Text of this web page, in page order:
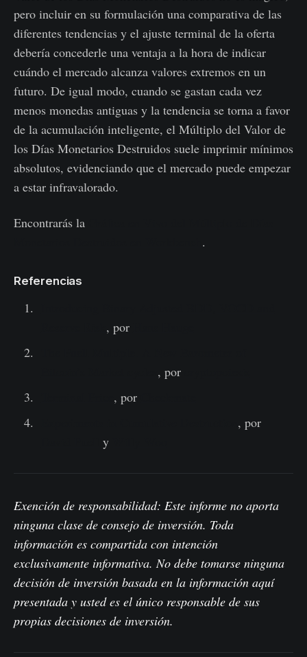
pero incluir en su formulación una comparativa de las
diferentes tendencias y el ajuste terminal de la oferta
debería concederle una ventaja a la hora de indicar
cuándo el mercado alcanza valores extremos en un
futuro. De igual modo, cuando se gastan cada vez
menos monedas antiguas y la tendencia se torna a favor
de la acumulación inteligente, el Múltiplo del Valor de
los Días Monetarios Destruidos suele imprimir mínimos
absolutos, evidenciando que el mercado puede empezar
a estar infravalorado.
Encontrarás la
.
Referencias
, por
, por
, por
, por
y
Exención de responsabilidad: Este informe no aporta
ninguna clase de consejo de inversión. Toda
información es compartida con intención
exclusivamente informativa. No debe tomarse ninguna
decisión de inversión basada en la información aquí
presentada y usted es el único responsable de sus
propias decisiones de inversión.